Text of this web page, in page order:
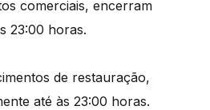
comerciais, encerram
23:00 horas.
de restauração,
até às 23:00 horas.